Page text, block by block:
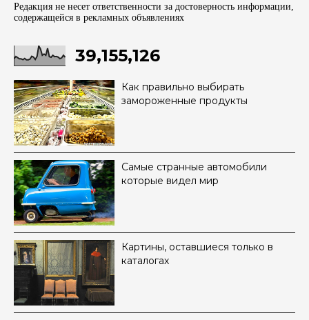
Редакция не несет ответственности за достоверность информации,
содержащейся в рекламных объявленияx
39,155,126
Как правильно выбирать
замороженные продукты
Самые странные автомобили
которые видел мир
Картины, оставшиеся только в
каталогах